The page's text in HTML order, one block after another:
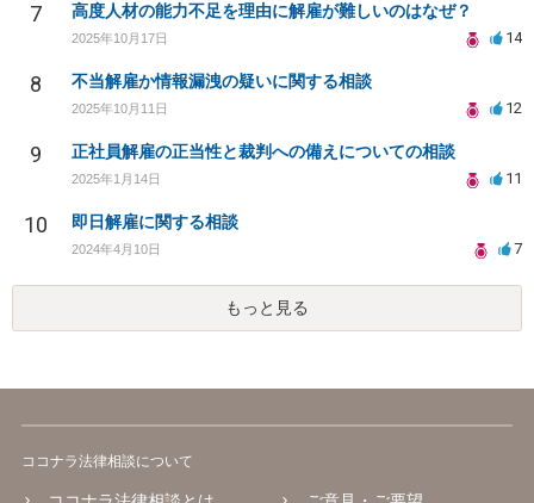
7 高度人材の能力不足を理由に解雇が難しいのはなぜ？
2025年10月17日 14
8 不当解雇か情報漏洩の疑いに関する相談
2025年10月11日 12
9 正社員解雇の正当性と裁判への備えについての相談
2025年1月14日 11
10 即日解雇に関する相談
2024年4月10日 7
もっと見る
ココナラ法律相談について